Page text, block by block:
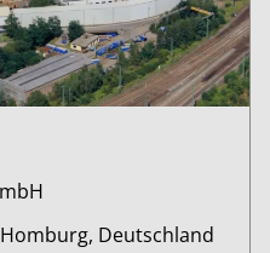
Deutschland